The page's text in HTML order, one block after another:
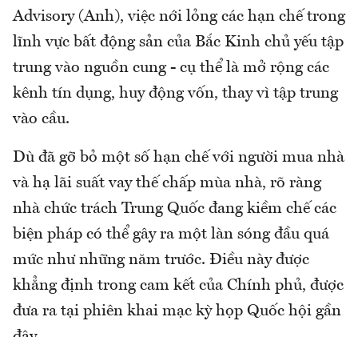
Advisory (Anh), việc nới lỏng các hạn chế trong
lĩnh vực bất động sản của Bắc Kinh chủ yếu tập
trung vào nguồn cung - cụ thể là mở rộng các
kênh tín dụng, huy động vốn, thay vì tập trung
vào cầu.
Dù đã gỡ bỏ một số hạn chế với người mua nhà
và hạ lãi suất vay thế chấp mùa nhà, rõ ràng
nhà chức trách Trung Quốc đang kiềm chế các
biện pháp có thể gây ra một làn sóng đầu quá
mức như những năm trước. Điều này được
khẳng định trong cam kết của Chính phủ, được
đưa ra tại phiên khai mạc kỳ họp Quốc hội gần